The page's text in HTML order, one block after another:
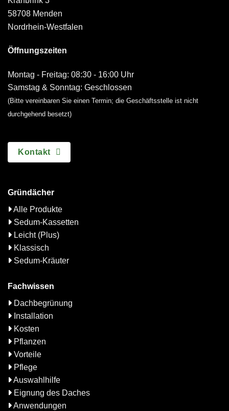
58708 Menden
Nordrhein-Westfalen
Öffnungszeiten
Montag - Freitag: 08:30 - 16:00 Uhr
Samstag & Sonntag: Geschlossen
(Bitte vereinbaren Sie einen Termin; die Geschäftsstelle ist nicht
durchgehend besetzt)
Kontakt
Gründächer
Alle Produkte
Sedum-Kassetten
Leicht (Plus)
Klassisch
Sedum-Kräuter
Fachwissen
Dachbegrünung
Installation
Kosten
Pflanzen
Vorteile
Pflege
Auswahlhilfe
Eignung des Daches
Anwendungen